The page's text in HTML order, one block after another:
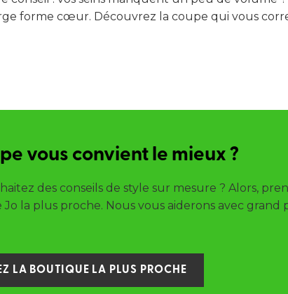
forme cœur. Découvrez la coupe qui vous
vous convient le mieux ?
des conseils de style sur mesure ? Alors,
la plus proche. Nous vous aiderons avec grand
LA BOUTIQUE LA PLUS PROCHE